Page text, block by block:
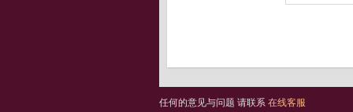
任何的意见与问题 请联系 在线客服